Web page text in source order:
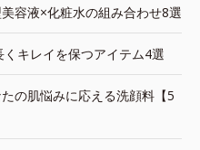
容液×化粧水の組み合わせ8選
くキレイを保つアイテム4選
の肌悩みに応える洗顔料【5